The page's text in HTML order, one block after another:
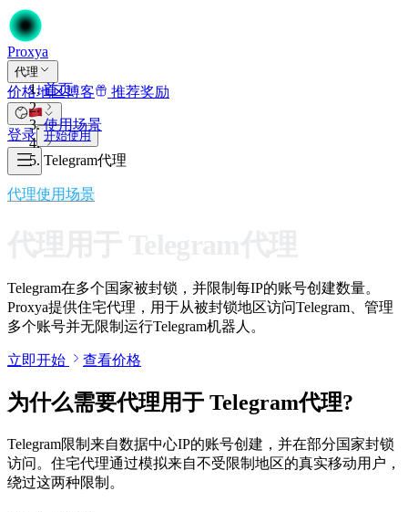
Proxya
代理
价格地区博客 推荐奖励
登录 开始使用
首页
使用场景
Telegram代理
代理使用场景
Telegram在多个国家被封锁，并限制每IP的账号创建数量。
Proxya提供住宅代理，用于从被封锁地区访问Telegram、管理
多个账号并无限制运行Telegram机器人。
立即开始 查看价格
为什么需要代理用于 Telegram代理?
Telegram限制来自数据中心IP的账号创建，并在部分国家封锁
访问。住宅代理通过模拟来自不受限制地区的真实移动用户，
绕过这两种限制。